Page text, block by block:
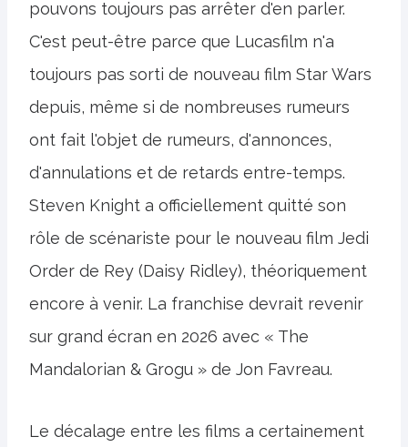
pouvons toujours pas arrêter d'en parler.
C'est peut-être parce que Lucasfilm n'a
toujours pas sorti de nouveau film Star Wars
depuis, même si de nombreuses rumeurs
ont fait l'objet de rumeurs, d'annonces,
d'annulations et de retards entre-temps.
Steven Knight a officiellement quitté son
rôle de scénariste pour le nouveau film Jedi
Order de Rey (Daisy Ridley), théoriquement
encore à venir. La franchise devrait revenir
sur grand écran en 2026 avec « The
Mandalorian & Grogu » de Jon Favreau.
Le décalage entre les films a certainement